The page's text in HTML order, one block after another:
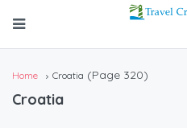
Home Croatia (Page 320)
Croatia